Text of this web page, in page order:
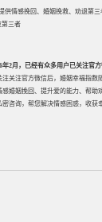
供情感挽回、婚姻挽救、劝退第
第三者
年2月，已经有众多用户已关注官
关注官方微信后，婚姻幸福指数
感婚姻挽回 、提升爱的能力、帮助
咨询，帮您解决情感困惑，收获